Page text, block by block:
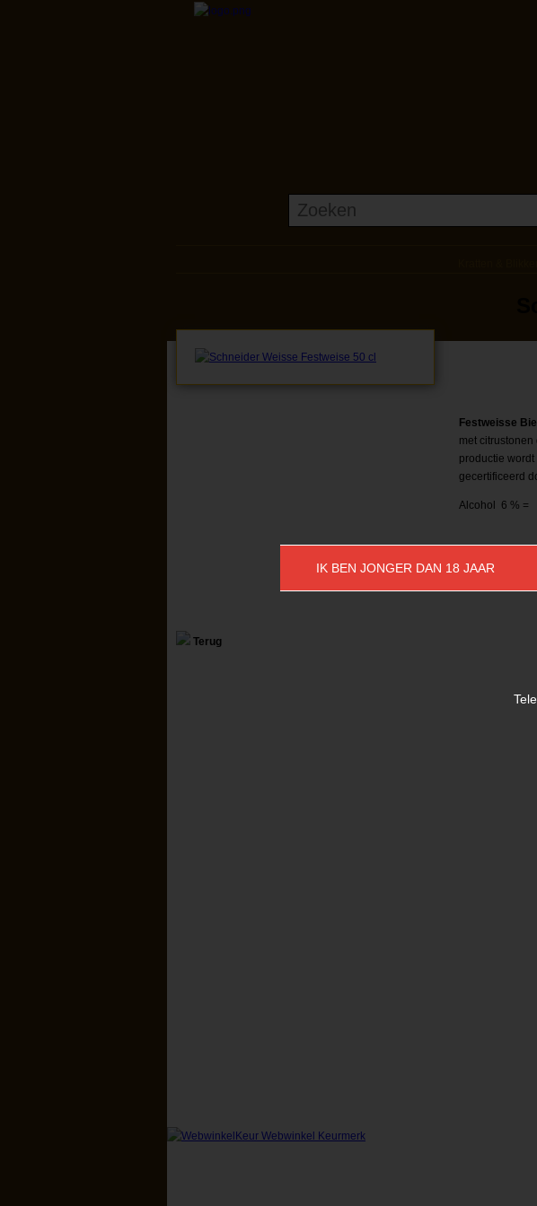
Festweisse
met
productie
gecertificeerd
Alcohol 6 % =
Terug
IK BEN JONGER DAN 18 JAAR